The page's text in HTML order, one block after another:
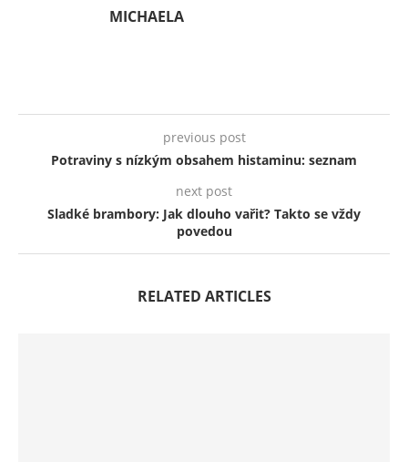
MICHAELA
previous post
Potraviny s nízkým obsahem histaminu: seznam
next post
Sladké brambory: Jak dlouho vařit? Takto se vždy
povedou
RELATED ARTICLES